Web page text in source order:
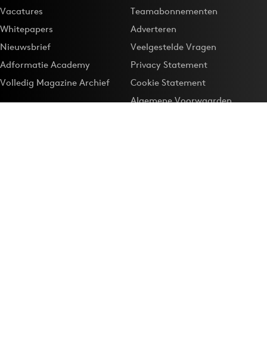
Vacatures
Whitepapers
Nieuwsbrief
Adformatie Academy
Volledig Magazine Archief
Teamabonnementen
Adverteren
Veelgestelde Vragen
Privacy Statement
Cookie Statement
Algemene Voorwaarden